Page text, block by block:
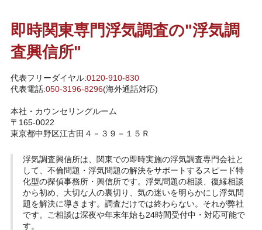
即時関東専門浮気調査の"浮気調
査興信所"
代表フリーダイヤル:0120-910-830
代表電話:050-3196-8296(海外通話対応)
本社・カウンセリングルーム
〒165-0022
東京都中野区江古田４－３９－１５Ｒ
浮気調査興信所は、関東での即時実施の浮気調査専門会社と
して、不倫問題・浮気問題の解決をサポートするスピード特
化型の探偵事務所・興信所です。浮気問題の相談、復縁相談
から初め、大切な人の裏切り、気の迷いを明らかにし浮気問
題を解決に導きます。調査だけでは終わらない。それが弊社
です。ご相談は深夜や年末年始も24時間受付中・対応可能で
す。